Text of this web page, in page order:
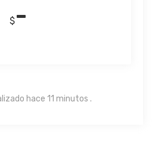
$-
hace 11 minutos .